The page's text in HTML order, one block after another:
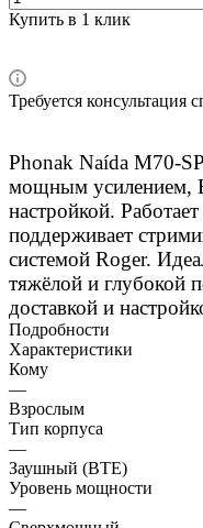
Купить в 1 клик
Требуется консультация
Phonak Naída M70-
мощным усилением,
настройкой.
поддерживает
системой Roger.
тяжёлой и глубокой
доставкой и
Подробности
Характеристики
Кому
—
Взрослым
Тип корпуса
—
Заушный (BTE)
Уровень мощности
—